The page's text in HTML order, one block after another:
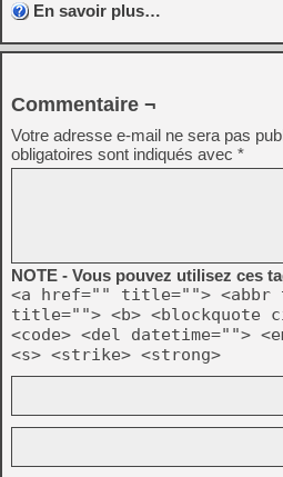
En savoir plus…
Commentaire ¬
Votre adresse e-mail ne sera pas
obligatoires sont indiqués avec *
NOTE - Vous pouvez utilisez ces
<a href="" title=""> <abbr
title=""> <b> <blockquote
<code> <del datetime="">
<s> <strike> <strong>